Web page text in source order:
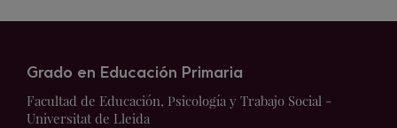
Grado en Educación Primaria
Facultad de Educación, Psicología y Trabajo Social -
Universitat de Lleida